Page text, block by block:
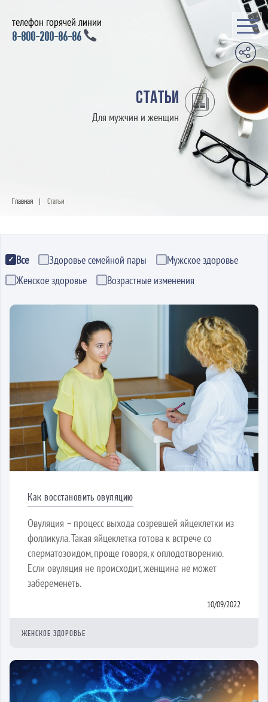
телефон горячей линии
8-800-200-86-86
Статьи
Для мужчин и женщин
Главная Статьи
Все Здоровье семейной пары
Мужское здоровье
Женское здоровье
Возрастные изменения
Как восстановить овуляцию
Овуляция – процесс выхода созревшей яйцеклетки из
фолликула. Такая яйцеклетка готова к встрече со
сперматозоидом, проще говоря, к оплодотворению.
Если овуляция не происходит, женщина не может
забеременеть.
10/09/2022
ЖЕНСКОЕ ЗДОРОВЬЕ